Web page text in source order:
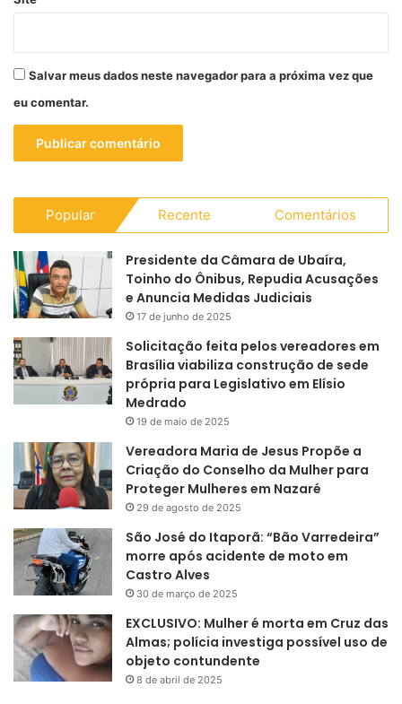
Salvar meus dados neste navegador para a próxima vez que
eu comentar.
Popular Recente Comentários
Presidente da Câmara de Ubaíra,
Toinho do Ônibus, Repudia Acusações
e Anuncia Medidas Judiciais
17 de junho de 2025
Solicitação feita pelos vereadores em
Brasília viabiliza construção de sede
própria para Legislativo em Elísio
Medrado
19 de maio de 2025
Vereadora Maria de Jesus Propõe a
Criação do Conselho da Mulher para
Proteger Mulheres em Nazaré
29 de agosto de 2025
São José do Itaporã: “Bão Varredeira”
morre após acidente de moto em
Castro Alves
30 de março de 2025
EXCLUSIVO: Mulher é morta em Cruz das
Almas; polícia investiga possível uso de
objeto contundente
8 de abril de 2025